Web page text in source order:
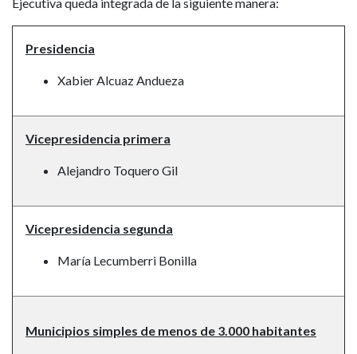
Presidencia
Xabier Alcuaz Andueza
Vicepresidencia primera
Alejandro Toquero Gil
Vicepresidencia segunda
María Lecumberri Bonilla
Municipios simples de menos de 3.000 habitantes